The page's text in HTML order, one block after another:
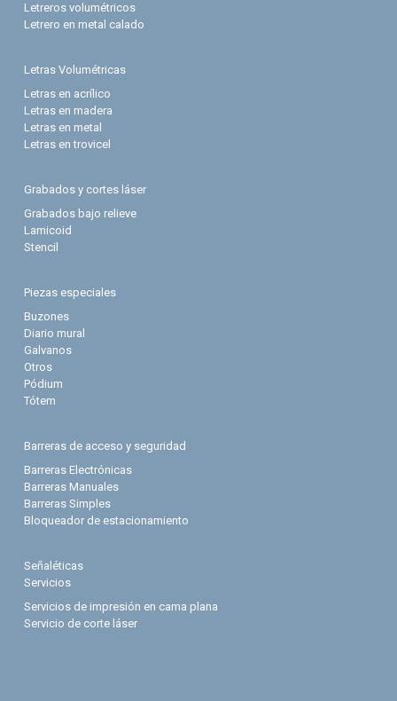
Letreros volumétricos
Letrero en metal calado
Letras Volumétricas
Letras en acrílico
Letras en madera
Letras en metal
Letras en trovicel
Grabados y cortes láser
Grabados bajo relieve
Lamicoid
Stencil
Piezas especiales
Buzones
Diario mural
Galvanos
Otros
Pódium
Tótem
Barreras de acceso y seguridad
Barreras Electrónicas
Barreras Manuales
Barreras Simples
Bloqueador de estacionamiento
Señaléticas
Servicios
Servicios de impresión en cama plana
Servicio de corte láser